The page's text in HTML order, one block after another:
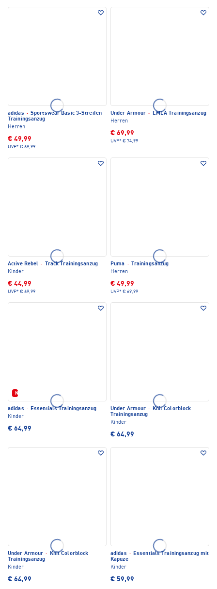
adidas · Sportswear Basic 3-Streifen
Trainingsanzug
Herren
€ 49,99
UVP* € 69,99
Under Armour ·
EMEA Trainingsanzug
Herren
€ 69,99
UVP* € 74,99
Active Rebel ·
Track Trainingsanzug
Kinder
€ 44,99
UVP* € 69,99
Puma ·
Trainingsanzug
Herren
€ 49,99
UVP* € 69,99
Neu
adidas · Essentials Trainingsanzug
Kinder
€ 64,99
Under Armour ·
Knit Colorblock
Trainingsanzug
Kinder
€ 64,99
Under Armour ·
Knit Colorblock
Trainingsanzug
Kinder
€ 64,99
adidas · Essentials Trainingsanzug mit
Kapuze
Kinder
€ 59,99